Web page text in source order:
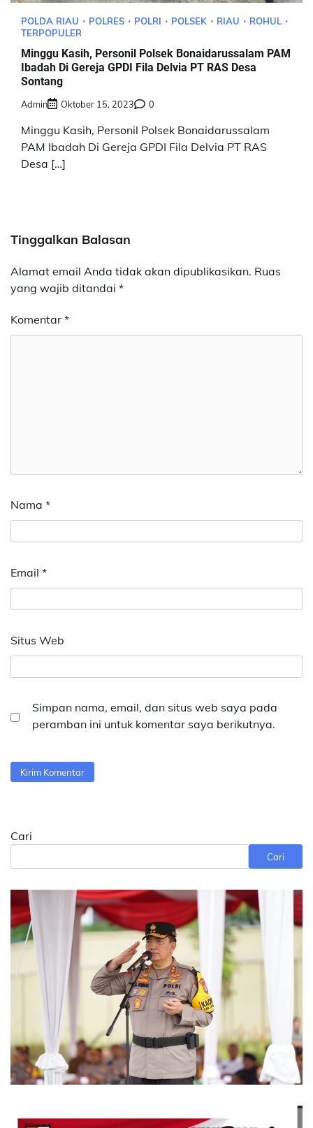
POLDA RIAU POLRES POLRI POLSEK RIAU
ROHUL
TERPOPULER
Minggu Kasih, Personil Polsek Bonaidarussalam PAM
Ibadah Di Gereja GPDI Fila Delvia PT RAS Desa
Sontang
Admin Oktober 15, 2023 0
Minggu Kasih, Personil Polsek Bonaidarussalam
PAM Ibadah Di Gereja GPDI Fila Delvia PT RAS
Desa […]
Tinggalkan Balasan
Alamat email Anda tidak akan dipublikasikan. Ruas
yang wajib ditandai *
Komentar *
Nama *
Email *
Situs Web
Simpan nama, email, dan situs web saya pada
peramban ini untuk komentar saya berikutnya.
Cari
Cari